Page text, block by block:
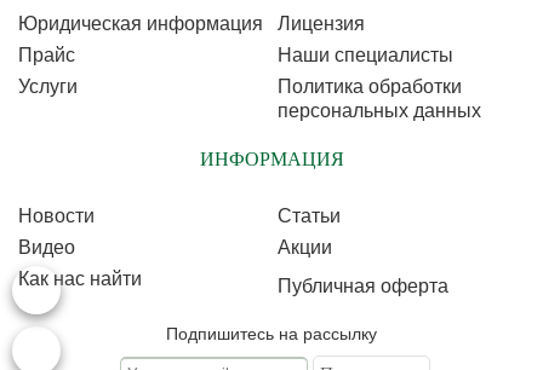
Юридическая информация
Лицензия
Прайс
Наши специалисты
Услуги
Политика обработки
персональных данных
ИНФОРМАЦИЯ
Новости
Статьи
Видео
Акции
Как нас найти
Публичная оферта
Подпишитесь на рассылку